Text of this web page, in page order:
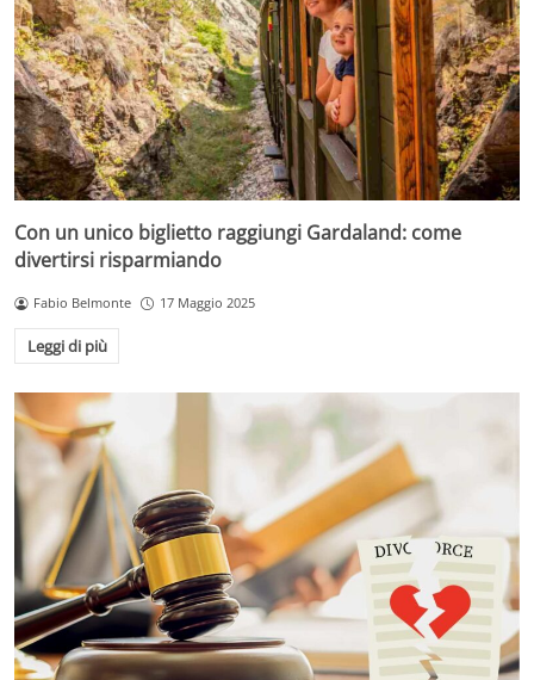
Con un unico biglietto raggiungi Gardaland: come
divertirsi risparmiando
Fabio Belmonte 17 Maggio 2025
Leggi di più